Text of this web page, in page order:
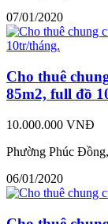
07/01/2020
Cho thuê
85m2, full đồ
10.000.000 VNĐ
Phường Phúc
06/01/2020